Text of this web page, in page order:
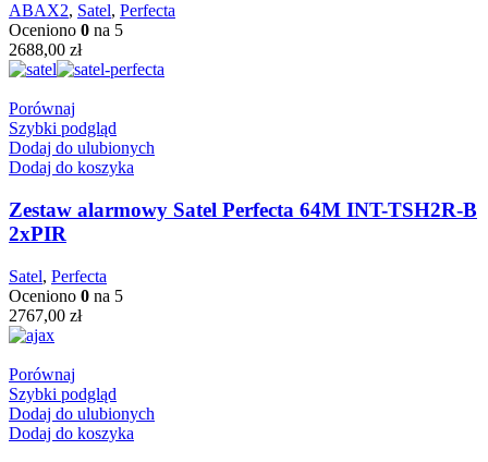
ABAX2, Satel, Perfecta
Oceniono 0 na 5
2688,00 zł
Porównaj
Szybki podgląd
Dodaj do ulubionych
Dodaj do koszyka
Zestaw alarmowy Satel Perfecta 64M INT-TSH2R-B
2xPIR
Satel, Perfecta
Oceniono 0 na 5
2767,00 zł
Porównaj
Szybki podgląd
Dodaj do ulubionych
Dodaj do koszyka